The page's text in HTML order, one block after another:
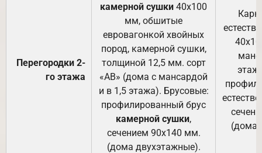
Перегородки 2-
го этажа
камерной сушки 40х100
мм, обшитые
евровагонкой хвойных
пород, камерной сушки,
толщиной 12,5 мм. сорт
«АВ» (дома с мансардой
и в 1,5 этажа). Брусовые:
профилированный брус
камерной сушки,
сечением 90х140 мм.
(дома двухэтажные).
(дома